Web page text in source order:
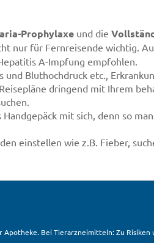
Prophylaxe und die
nur für Fernreisende wichtig.
A-Impfung empfohlen.
Bluthochdruck etc.,
dringend mit Ihrem
mit sich, denn so
einstellen wie z.B. Fieber,
Bei Tierarzneimitteln: Zu Risiken